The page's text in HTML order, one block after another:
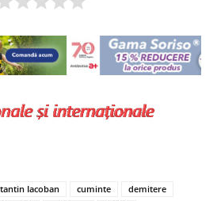
Iacoban cuminte
demitere